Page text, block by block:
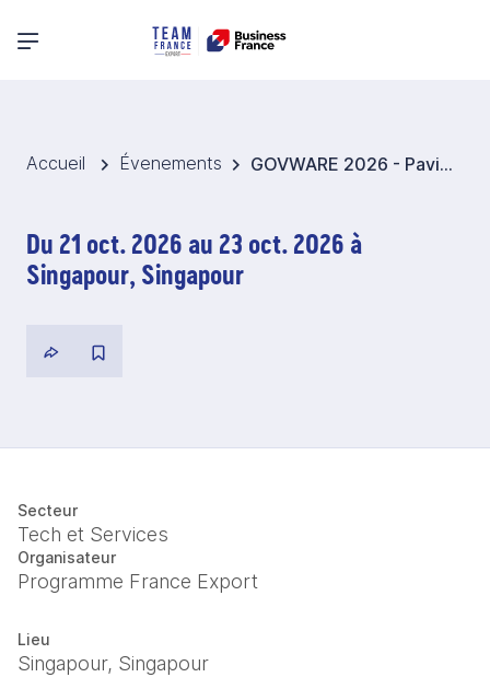
Menu principal
Accueil Évenements GOVWARE 2026 - Pavillon France Cybersécurité - Singapour
Du 21 oct. 2026 au 23 oct. 2026 à
Singapour, Singapour
Secteur
Tech et Services
Organisateur
Programme France Export
Lieu
Singapour, Singapour